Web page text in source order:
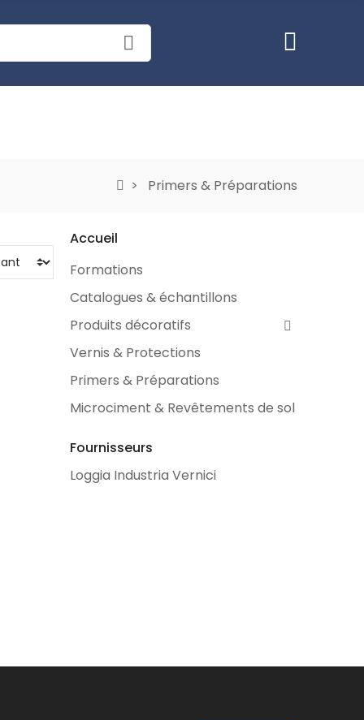
Primers & Préparations
Accueil
Formations
Catalogues & échantillons
Produits décoratifs
Vernis & Protections
Primers & Préparations
Microciment & Revêtements de sol
Fournisseurs
Loggia Industria Vernici